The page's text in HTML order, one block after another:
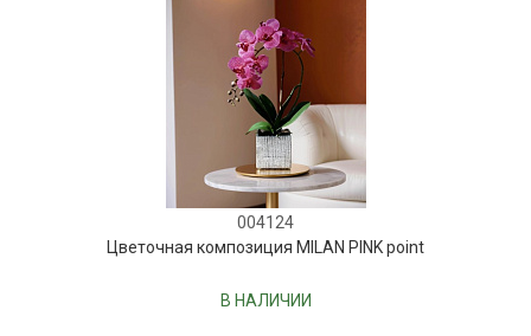
004124
Цветочная композиция MILAN PINK point
В НАЛИЧИИ